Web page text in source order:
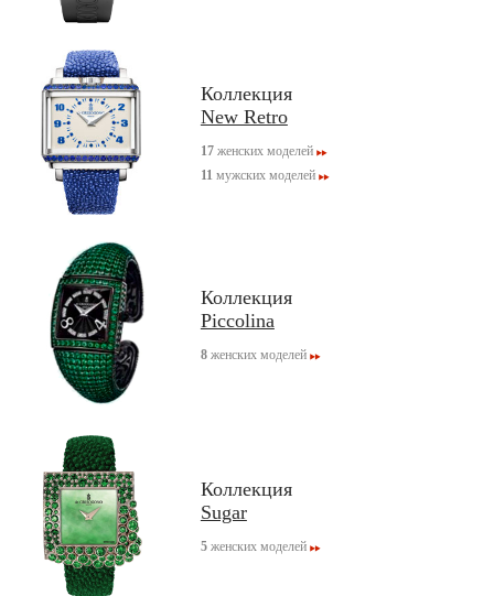
Коллекция
New Retro
17женских моделей
11мужских моделей
Коллекция
Piccolina
8женских моделей
Коллекция
Sugar
5женских моделей